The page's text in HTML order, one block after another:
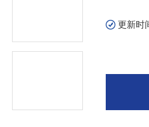
更新时